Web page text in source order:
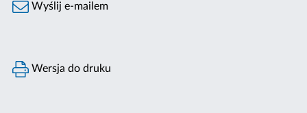
Wyślij e-mailem
Wersja do druku